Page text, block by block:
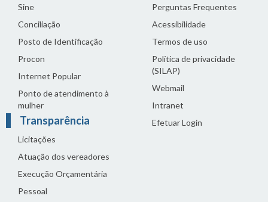
Sine
Conciliação
Posto de Identificação
Procon
Internet Popular
Ponto de atendimento à
mulher
Transparência
Licitações
Atuação dos vereadores
Execução Orçamentária
Pessoal
Perguntas Frequentes
Acessibilidade
Termos de uso
Política de privacidade
(SILAP)
Webmail
Intranet
Efetuar Login